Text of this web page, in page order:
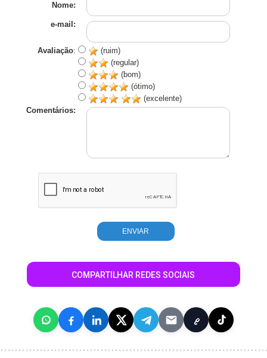
Nome:
e-mail:
Avaliação:
(ruim)
(regular)
(bom)
(ótimo)
(excelente)
Comentários:
COMPARTILHAR REDES SOCIAIS